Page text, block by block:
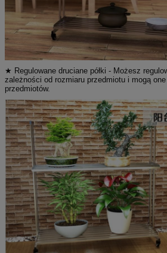
★ Regulowane druciane półki - Możesz
zależności od rozmiaru przedmiotu i mogą
przedmiotów.